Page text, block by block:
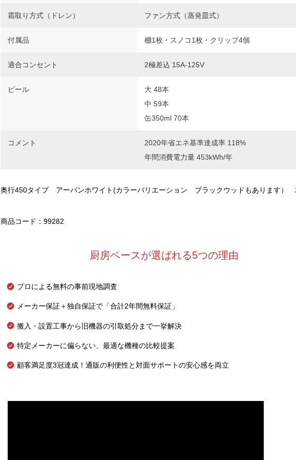
霜取り方式（ドレン） ファン方式（蒸発皿式）
付属品 棚1枚・スノコ1枚・クリップ4個
適合コンセント 2極差込 15A-125V
ビール
大 48本
中 59本
缶350ml 70本
コメント
2020年省エネ基準達成率 118%
年間消費電力量 453kWh/年
奥行450タイプ アーバンホワイト(カラーバリエーション ブラックウッドもあります
商品コード：99282
厨房ベースが選ばれる5つの理由
プロによる無料の事前現地調査
メーカー保証＋独自保証で「合計2年間無料保証」
搬入・設置工事から旧機器の引取処分まで一挙解決
特定メーカーに偏らない、最適な機種の比較提案
顧客満足度3冠達成！通販の利便性と対面サポートの安心感を両立